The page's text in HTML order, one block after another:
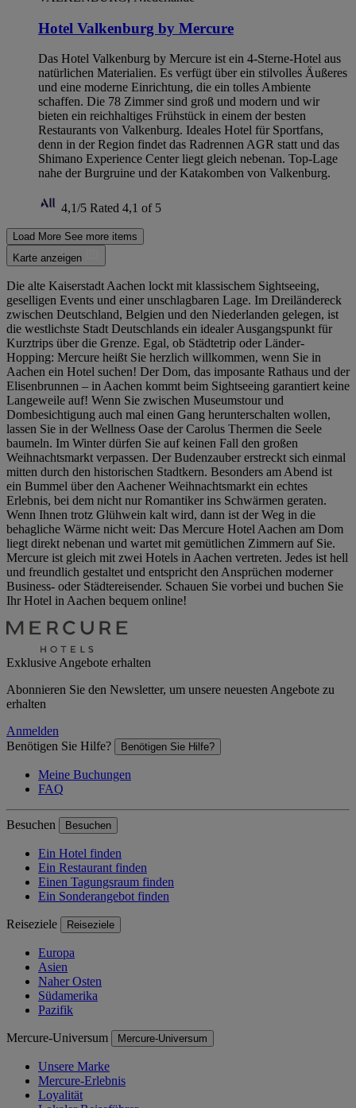
Hotel Valkenburg by Mercure
Das Hotel Valkenburg by Mercure ist ein 4-Sterne-Hotel aus
natürlichen Materialien. Es verfügt über ein stilvolles Äußeres
und eine moderne Einrichtung, die ein tolles Ambiente
schaffen. Die 78 Zimmer sind groß und modern und wir
bieten ein reichhaltiges Frühstück in einem der besten
Restaurants von Valkenburg. Ideales Hotel für Sportfans,
denn in der Region findet das Radrennen AGR statt und das
Shimano Experience Center liegt gleich nebenan. Top-Lage
nahe der Burgruine und der Katakomben von Valkenburg.
4,1/5 Rated 4,1 of 5
Load More See more items
Karte anzeigen
Die alte Kaiserstadt Aachen lockt mit klassischem Sightseeing,
geselligen Events und einer unschlagbaren Lage. Im Dreiländereck
zwischen Deutschland, Belgien und den Niederlanden gelegen, ist
die westlichste Stadt Deutschlands ein idealer Ausgangspunkt für
Kurztrips über die Grenze. Egal, ob Städtetrip oder Länder-
Hopping: Mercure heißt Sie herzlich willkommen, wenn Sie in
Aachen ein Hotel suchen! Der Dom, das imposante Rathaus und der
Elisenbrunnen – in Aachen kommt beim Sightseeing garantiert keine
Langeweile auf! Wenn Sie zwischen Museumstour und
Dombesichtigung auch mal einen Gang herunterschalten wollen,
lassen Sie in der Wellness Oase der Carolus Thermen die Seele
baumeln. Im Winter dürfen Sie auf keinen Fall den großen
Weihnachtsmarkt verpassen. Der Budenzauber erstreckt sich einmal
mitten durch den historischen Stadtkern. Besonders am Abend ist
ein Bummel über den Aachener Weihnachtsmarkt ein echtes
Erlebnis, bei dem nicht nur Romantiker ins Schwärmen geraten.
Wenn Ihnen trotz Glühwein kalt wird, dann ist der Weg in die
behagliche Wärme nicht weit: Das Mercure Hotel Aachen am Dom
liegt direkt nebenan und wartet mit gemütlichen Zimmern auf Sie.
Mercure ist gleich mit zwei Hotels in Aachen vertreten. Jedes ist hell
und freundlich gestaltet und entspricht den Ansprüchen moderner
Business- oder Städtereisender. Schauen Sie vorbei und buchen Sie
Ihr Hotel in Aachen bequem online!
Exklusive Angebote erhalten
Abonnieren Sie den Newsletter, um unsere neuesten Angebote zu
erhalten
Anmelden
Benötigen Sie Hilfe?
Benötigen Sie Hilfe?
Meine Buchungen
FAQ
Besuchen Besuchen
Ein Hotel finden
Ein Restaurant finden
Einen Tagungsraum finden
Ein Sonderangebot finden
Reiseziele Reiseziele
Europa
Asien
Naher Osten
Südamerika
Pazifik
Mercure-Universum Mercure-Universum
Unsere Marke
Mercure-Erlebnis
Loyalität